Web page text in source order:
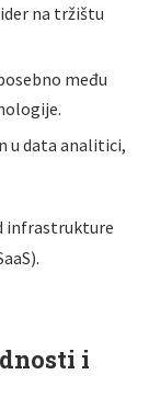
na tržištu
među
u data analitici,
infrastrukture
i